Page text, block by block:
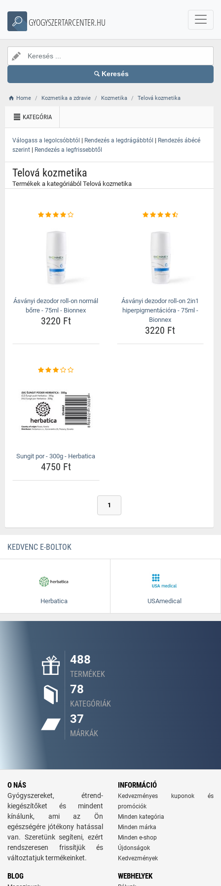
GYOGYSZERTARCENTER.HU
Keresés
Home Kozmetika a zdravie Kozmetika Telová kozmetika
KATEGÓRIA
Válogass a legolcsóbbtól | Rendezés a legdrágábbtól | Rendezés ábécé
szerint | Rendezés a legfrissebbtől
Telová kozmetika
Termékek a kategóriából Telová kozmetika
Ásványi dezodor roll-on normál
bőrre - 75ml - Bionnex
3220 Ft
Ásványi dezodor roll-on 2in1
hiperpigmentációra - 75ml -
Bionnex
3220 Ft
Sungit por - 300g - Herbatica
4750 Ft
1
KEDVENC E-BOLTOK
Herbatica USAmedical
488
TERMÉKEK
78
KATEGÓRIÁK
37
MÁRKÁK
O NÁS
Gyógyszereket, étrend-
kiegészítőket és mindent
kínálunk, ami az Ön
egészségére jótékony hatással
van. Szeretünk segíteni, ezért
rendszeresen frissítjük és
változtatjuk termékeinket.
INFORMÁCIÓ
Kedvezményes kuponok és
promóciók
Minden kategória
Minden márka
Minden e-shop
Újdonságok
Kedvezmények
BLOG WEBHELYEK